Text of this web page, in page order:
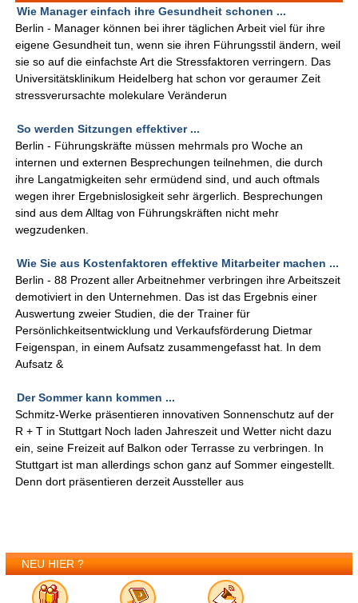
Wie Manager einfach ihre Gesundheit schonen ...
Berlin - Manager können bei ihrer täglichen Arbeit viel für ihre
eigene Gesundheit tun, wenn sie ihren Führungsstil ändern, weil
sie so auf die einfachste Art die Stressfaktoren verringern. Das
Universitätsklinikum Heidelberg hat schon vor geraumer Zeit
stressverursachte molekulare Veränderun
So werden Sitzungen effektiver ...
Berlin - Führungskräfte müssen mehrmals pro Woche an
internen und externen Besprechungen teilnehmen, die durch
ihre Langatmigkeiten sehr ermüdend sind, und auch oftmals
wegen ihrer Ergebnislosigkeit sehr ärgerlich. Besprechungen
sind aus dem Alltag von Führungskräften nicht mehr
wegzudenken.
Wie Sie aus Kostenfaktoren effektive Mitarbeiter machen ...
Berlin - 88 Prozent aller Arbeitnehmer verbringen ihre Arbeitszeit
demotiviert in den Unternehmen. Das ist das Ergebnis einer
Auswertung zweier Studien, die der Trainer für
Persönlichkeitsentwicklung und Verkaufsförderung Dietmar
Feigenspan, in einem Aufsatz zusammengefasst hat. In dem
Aufsatz &
Der Sommer kann kommen ...
Schmitz-Werke präsentieren innovativen Sonnenschutz auf der
R + T in Stuttgart Noch laden Jahreszeit und Wetter nicht dazu
ein, seine Freizeit auf Balkon oder Terrasse zu verbringen. In
Stuttgart ist man allerdings schon ganz auf Sommer eingestellt.
Denn dort präsentieren derzeit Aussteller aus
NEU HIER ?